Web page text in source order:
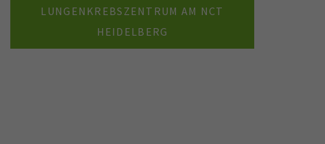
LUNGENKREBSZENTRUM AM NCT
HEIDELBERG